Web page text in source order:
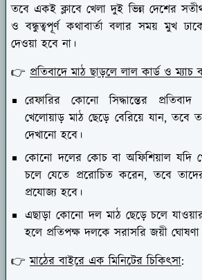
তবে একই ক্লাবে খেলা দুই ভিন্ন দেশের
ও বন্ধুত্বপূর্ণ কথাবার্তা বলার সময় মুখ
দেওয়া হবে না।
👉 প্রতিবাদে মাঠ ছাড়লে লাল কার্ড ও ম্যাচ
রেফারির কোনো সিদ্ধান্তের
খেলোয়াড় মাঠ ছেড়ে বেরিয়ে যান, তবে
দেখানো হবে।
কোনো দলের কোচ বা অফিশিয়াল যদি
চলে যেতে প্ররোচিত করেন, তবে
প্রযোজ্য হবে।
এছাড়া কোনো দল মাঠ ছেড়ে চলে
হলে প্রতিপক্ষ দলকে সরাসরি জয়ী
👉মাঠের বাইরে এক মিনিটের চিকিৎসা: